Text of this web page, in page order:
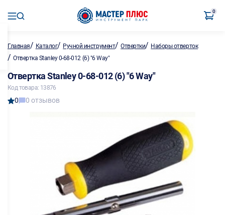
0
Главная/ Каталог/ Ручной инструмент/Отвертки/ Наборы отверток
/ Отвертка Stanley 0-68-012 (6) "6 Way"
Отвертка Stanley 0-68-012 (6) "6 Way"
Код товара: 13876
0 0 отзывов